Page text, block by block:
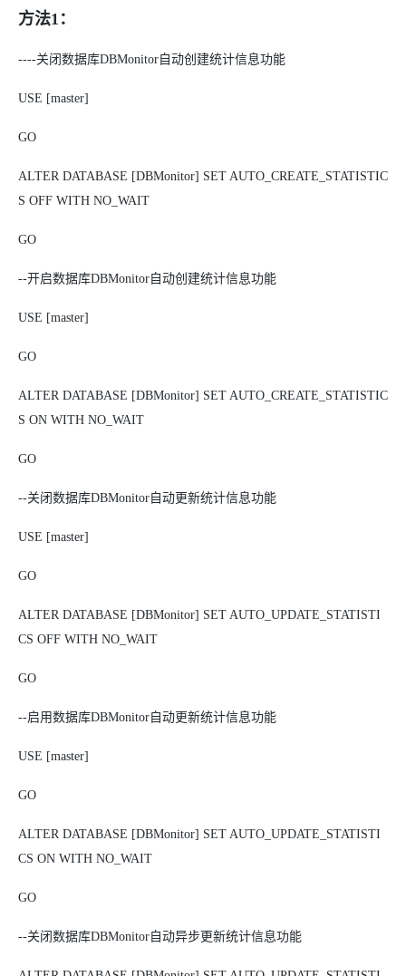
方法1 ：
----关闭数据库DBMonitor自动创建统计信息功能
USE [master]
GO
ALTER DATABASE [DBMonitor] SET AUTO_CREATE_STATISTIC
S OFF WITH NO_WAIT
GO
--开启数据库DBMonitor自动创建统计信息功能
USE [master]
GO
ALTER DATABASE [DBMonitor] SET AUTO_CREATE_STATISTIC
S ON WITH NO_WAIT
GO
--关闭数据库DBMonitor自动更新统计信息功能
USE [master]
GO
ALTER DATABASE [DBMonitor] SET AUTO_UPDATE_STATISTI
CS OFF WITH NO_WAIT
GO
--启用数据库DBMonitor自动更新统计信息功能
USE [master]
GO
ALTER DATABASE [DBMonitor] SET AUTO_UPDATE_STATISTI
CS ON WITH NO_WAIT
GO
--关闭数据库DBMonitor自动异步更新统计信息功能